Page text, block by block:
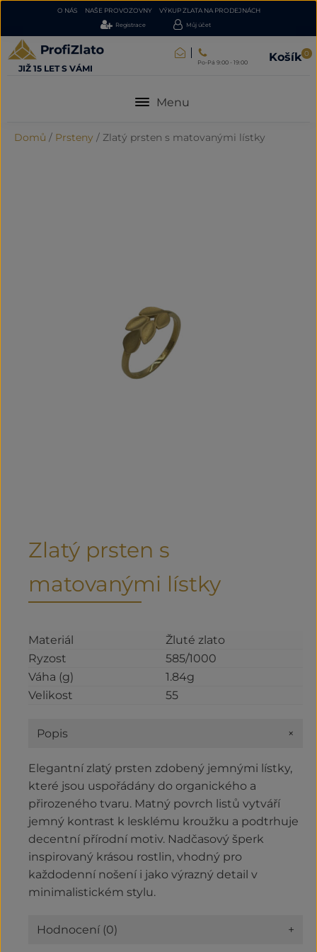
O NÁS NAŠE PROVOZOVNY VÝKUP ZLATA NA PRODEJNÁCH
Registrace Můj účet
JIŽ 15 LET S VÁMI
Po-Pá 9:00 - 19:00 Košík 0
Menu
Domů / Prsteny / Zlatý prsten s matovanými lístky
Zlatý prsten s
matovanými lístky
Materiál
Žluté zlato
Ryzost
585/1000
Váha (g)
1.84g
Velikost
55
Popis +
Elegantní zlatý prsten zdobený jemnými lístky,
které jsou uspořádány do organického a
přirozeného tvaru. Matný povrch listů vytváří
jemný kontrast k lesklému kroužku a podtrhuje
decentní přírodní motiv. Nadčasový šperk
inspirovaný krásou rostlin, vhodný pro
každodenní nošení i jako výrazný detail v
minimalistickém stylu.
Hodnocení (0) +